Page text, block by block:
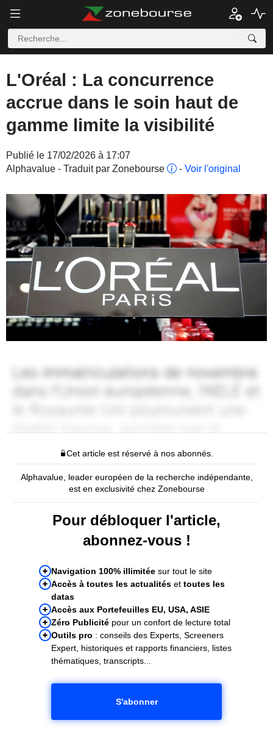
L'Oréal : La concurrence
accrue dans le soin haut de
gamme limite la visibilité
Publié le 17/02/2026 à 17:07
Alphavalue - Traduit par Zonebourse
- Voir l'original
Cet article est réservé à nos abonnés.
Alphavalue, leader européen de la recherche indépendante,
est en exclusivité chez Zonebourse
Pour débloquer l'article,
abonnez-vous !
Navigation 100% illimitée sur tout le site
Accès à toutes les actualités et toutes les
datas
Accès aux Portefeuilles EU, USA, ASIE
Zéro Publicité pour un confort de lecture total
Outils pro : conseils des Experts, Screeners
Expert, historiques et rapports financiers, listes
thématiques, transcripts...
S'abonner